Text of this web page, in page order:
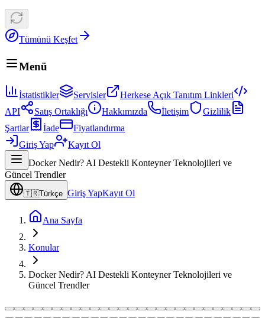
Tümünü Keşfet
Menü
İstatistikler Servisler
Herkese Açık Tanıtım Linkleri
API
Satış Ortaklığı Hakkımızda İletişim
Gizlilik
Şartlar
İade
Fiyatlandırma
Giriş Yap
Kayıt Ol
Docker Nedir? AI Destekli Konteyner Teknolojileri ve
Güncel Trendler
🇹🇷Türkçe Giriş YapKayıt Ol
Ana Sayfa
Konular
Docker Nedir? AI Destekli Konteyner Teknolojileri ve
Güncel Trendler